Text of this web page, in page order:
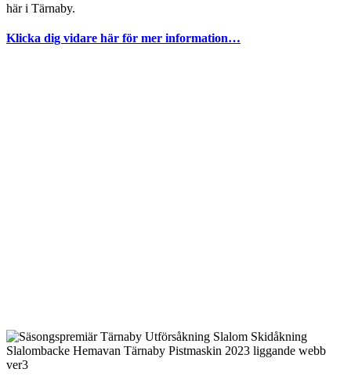
här i Tärnaby.
Klicka dig vidare här för mer information…